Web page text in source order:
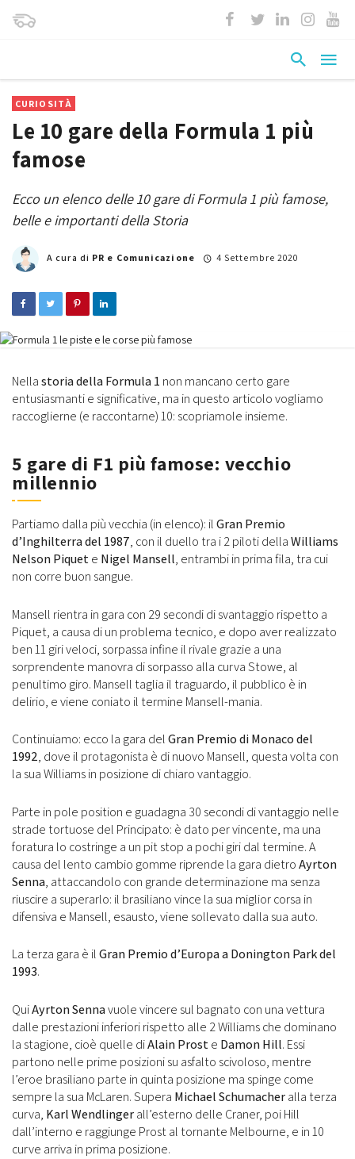
CURIOSITÀ
Le 10 gare della Formula 1 più
famose
Ecco un elenco delle 10 gare di Formula 1 più famose,
belle e importanti della Storia
A cura di PR e Comunicazione 4 Settembre 2020
Nellastoria della Formula 1 non mancano certo gare
entusiasmanti e significative, ma in questo articolo vogliamo
raccoglierne (e raccontarne) 10: scopriamole insieme.
5 gare di F1 più famose: vecchio
millennio
Partiamo dalla più vecchia (in elenco): ilGran Premio
d’Inghilterra del 1987, con il duello tra i 2 piloti dellaWilliams
Nelson Piquete Nigel Mansell, entrambi in prima fila, tra cui
non corre buon sangue.
Mansell rientra in gara con 29 secondi di svantaggio rispetto a
Piquet, a causa di un problema tecnico, e dopo aver realizzato
ben 11 giri veloci, sorpassa infine il rivale grazie a una
sorprendente manovra di sorpasso alla curva Stowe, al
penultimo giro. Mansell taglia il traguardo, il pubblico è in
delirio, e viene coniato il termine Mansell-mania.
Continuiamo: ecco la gara delGran Premio di Monaco del
1992, dove il protagonista è di nuovo Mansell, questa volta con
la sua Williams in posizione di chiaro vantaggio.
Parte in pole position e guadagna 30 secondi di vantaggio nelle
strade tortuose del Principato: è dato per vincente, ma una
foratura lo costringe a un pit stop a pochi giri dal termine. A
causa del lento cambio gomme riprende la gara dietroAyrton
Senna, attaccandolo con grande determinazione ma senza
riuscire a superarlo: il brasiliano vince la sua miglior corsa in
difensiva e Mansell, esausto, viene sollevato dalla sua auto.
La terza gara è ilGran Premio d’Europa a Donington Park del
1993.
QuiAyrton Sennavuole vincere sul bagnato con una vettura
dalle prestazioni inferiori rispetto alle 2 Williams che dominano
la stagione, cioè quelle diAlain Proste Damon Hill. Essi
partono nelle prime posizioni su asfalto scivoloso, mentre
l’eroe brasiliano parte in quinta posizione ma spinge come
sempre la sua McLaren. Supera Michael Schumacheralla terza
curva, Karl Wendlingerall’esterno delle Craner, poi Hill
dall’interno e raggiunge Prost al tornante Melbourne, e in 10
curve arriva in prima posizione.